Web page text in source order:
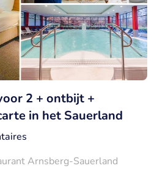
2 + ontbijt +
in het Sauerland
Arnsberg-Sauerland